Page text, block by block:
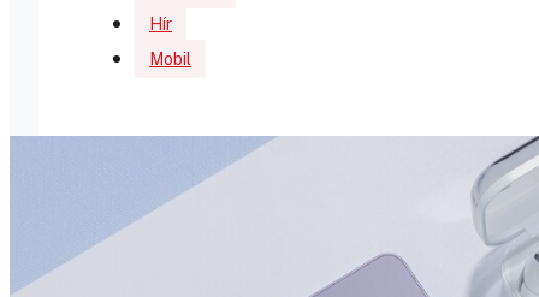
Hír
Mobil